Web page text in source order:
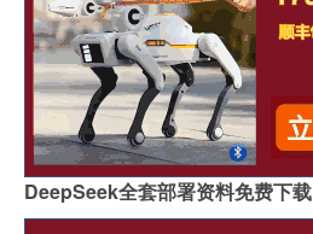
DeepSeek全套部署资料免费下载